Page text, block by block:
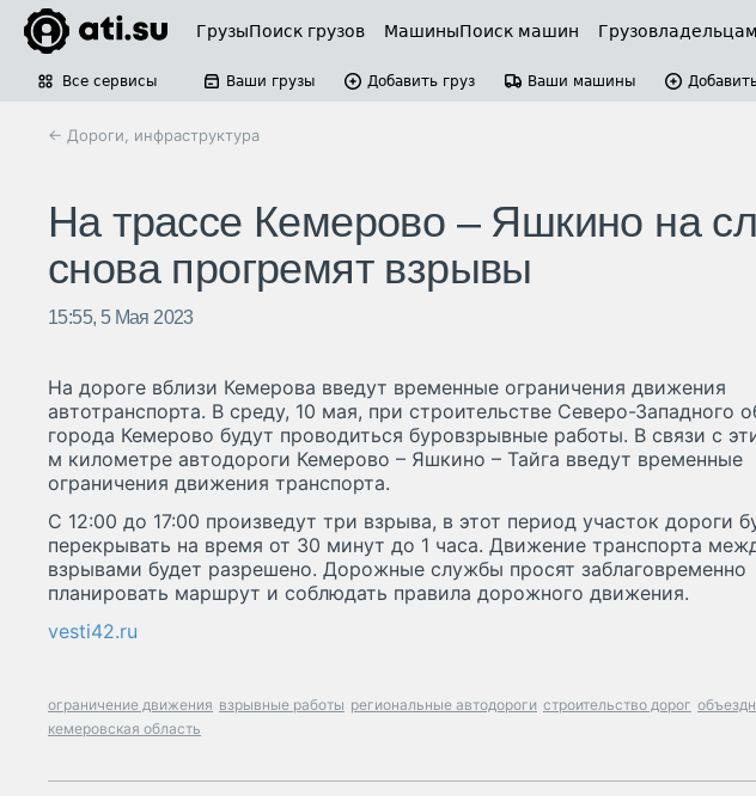
ГрузыПоиск грузов МашиныПоиск машин Грузовладельцам
Все сервисы Ваши грузы Добавить груз Ваши машины
← Дороги, инфраструктура
На трассе Кемерово – Яшкино на
снова прогремят взрывы
15:55, 5 Мая 2023
На дороге вблизи Кемерова введут временные ограничения движения
автотранспорта. В среду, 10 мая, при строительстве Северо-Западного
города Кемерово будут проводиться буровзрывные работы. В связи с
м километре автодороги Кемерово – Яшкино – Тайга введут временные
ограничения движения транспорта.
С 12:00 до 17:00 произведут три взрыва, в этот период участок дороги
перекрывать на время от 30 минут до 1 часа. Движение транспорта
взрывами будет разрешено. Дорожные службы просят заблаговременно
планировать маршрут и соблюдать правила дорожного движения.
vesti42.ru
ограничение движения взрывные работы региональные автодороги строительство дорог
кемеровская область